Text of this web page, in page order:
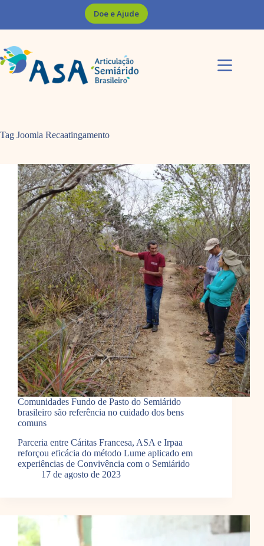
Doe e Ajude
Tag Joomla Recaatingamento
Comunidades Fundo de Pasto do Semiárido
brasileiro são referência no cuidado dos bens
comuns
Parceria entre Cáritas Francesa, ASA e Irpaa
reforçou eficácia do método Lume aplicado em
experiências de Convivência com o Semiárido
17 de agosto de 2023